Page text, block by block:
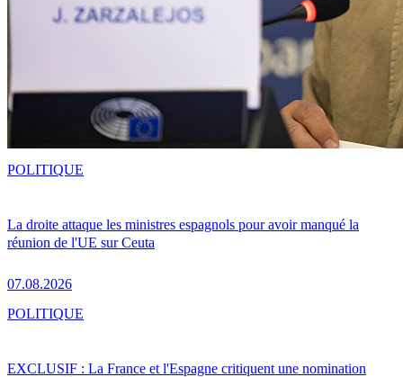
La droite attaque les ministres espagnols pour avoir manqué la
réunion de l'UE sur Ceuta
07.08.2026
POLITIQUE
EXCLUSIF : La France et l'Espagne critiquent une nomination
POLITIQUE